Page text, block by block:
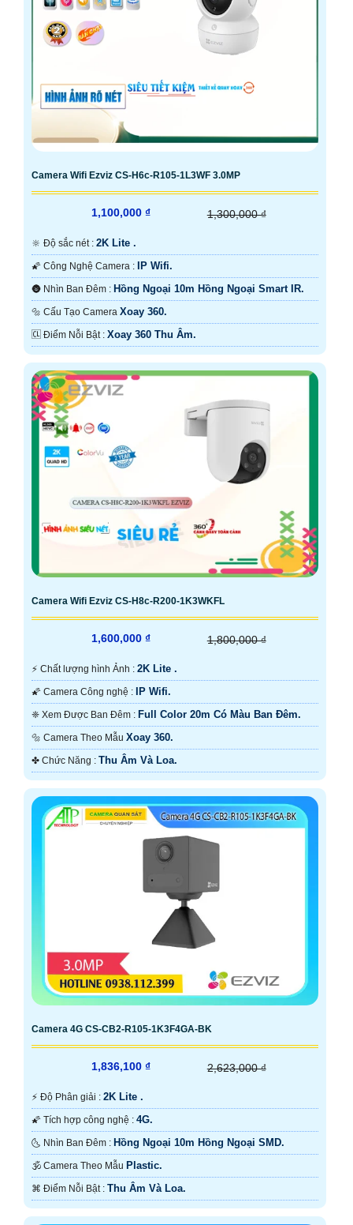
Camera Wifi Ezviz CS-H6c-R105-1L3WF 3.0MP
1,100,000 ₫ 1,300,000 ₫
🔆 Độ sắc nét : 2K Lite .
🌠 Công Nghệ Camera : IP Wifi.
🌚 Nhìn Ban Đêm : Hồng Ngoại 10m Hồng Ngoại Smart IR.
🔩 Cấu Tạo Camera Xoay 360.
️🆑 Điểm Nỗi Bật : Xoay 360 Thu Âm.
Camera Wifi Ezviz CS-H8c-R200-1K3WKFL
1,600,000 ₫ 1,800,000 ₫
️⚡ Chất lượng hình Ảnh : 2K Lite .
🌠 Camera Công nghệ : IP Wifi.
❈ Xem Được Ban Đêm : Full Color 20m Có Màu Ban Ðêm.
🔩 Camera Theo Mẫu Xoay 360.
️✤ Chức Năng : Thu Âm Và Loa.
Camera 4G CS-CB2-R105-1K3F4GA-BK
1,836,100 ₫ 2,623,000 ₫
️⚡ Độ Phân giải : 2K Lite .
🌠 Tích hợp công nghệ : 4G.
🌜 Nhìn Ban Đêm : Hồng Ngoại 10m Hồng Ngoại SMD.
🕉️ Camera Theo Mẫu Plastic.
️⌘ Điểm Nỗi Bật : Thu Âm Và Loa.